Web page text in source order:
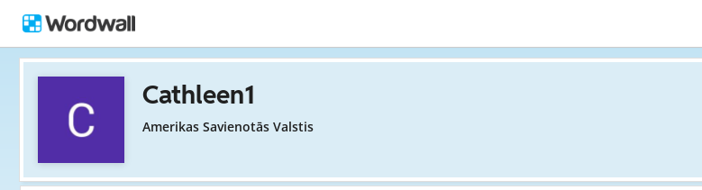
Cathleen1
Amerikas Savienotās Valstis